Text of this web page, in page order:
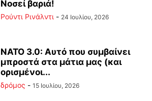
Νοσεί βαριά!
Ρούντι Ρινάλντι - 24 Ιουλίου, 2026
ΝΑΤΟ 3.0: Αυτό που συμβαίνει
μπροστά στα μάτια μας (και
ορισμένοι...
δρόμος - 15 Ιουλίου, 2026